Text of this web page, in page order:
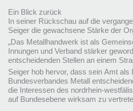
Ein Blick zurück
In seiner Rückschau auf die
Seiger die gewachsene Stärke der
„Das Metallhandwerk ist als
Innungen und Verband stärker
entscheidenden Stellen an einem
Seiger hob hervor, dass sein Amt als
Bundesverbandes Metall
die Interessen des nordrhein-
auf Bundesebene wirksam zu